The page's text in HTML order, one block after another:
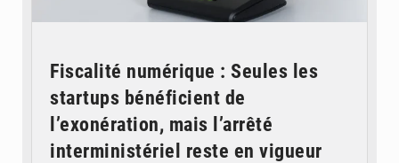
Fiscalité numérique : Seules les
startups bénéficient de
l’exonération, mais l’arrêté
interministériel reste en vigueur